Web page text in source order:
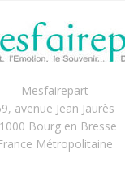
Mesfairepart
avenue Jean Jaurès
Bourg en Bresse
Métropolitaine